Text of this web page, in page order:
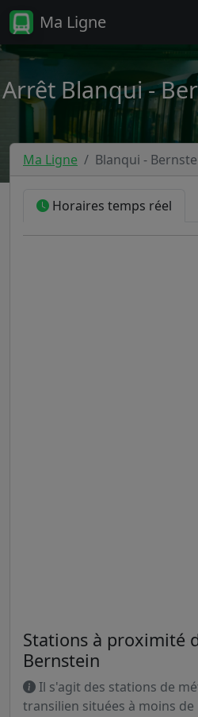
Ma Ligne
Arrêt Blanqui -
Ma Ligne Blanqui -
Horaires temps réel
Stations à proximité
Bernstein
Il s'agit des stations de
transilien situées à moins de